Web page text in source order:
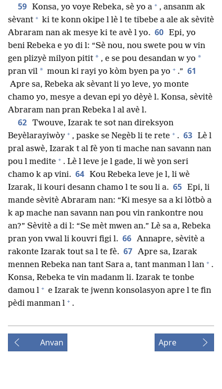
59 Konsa, yo voye Rebeka, sè yo a + , ansanm ak
sèvant + ki te konn okipe l lè l te tibebe a ale ak sèvitè
Abraram nan ak mesye ki te avè l yo. 60 Epi, yo
beni Rebeka e yo di l: “Sè nou, nou swete pou w vin
gen plizyè milyon pitit * , e se pou desandan w yo *
pran vil * moun ki rayi yo kòm byen pa yo + .” 61
Apre sa, Rebeka ak sèvant li yo leve, yo monte
chamo yo, mesye a devan epi yo dèyè l. Konsa, sèvitè
Abraram nan pran Rebeka l al avè l.
62 Twouve, Izarak te sot nan direksyon
Beyèlarayiwòy + , paske se Negèb li te rete + . 63 Lè l
pral aswè, Izarak t al fè yon ti mache nan savann nan
pou l medite + . Lè l leve je l gade, li wè yon seri
chamo k ap vini. 64 Kou Rebeka leve je l, li wè
Izarak, li kouri desann chamo l te sou li a. 65 Epi, li
mande sèvitè Abraram nan: “Ki mesye sa a ki lòtbò a
k ap mache nan savann nan pou vin rankontre nou
an?” Sèvitè a di l: “Se mèt mwen an.” Lè sa a, Rebeka
pran yon vwal li kouvri figi l. 66 Annapre, sèvitè a
rakonte Izarak tout sa l te fè. 67 Apre sa, Izarak
mennen Rebeka nan tant Sara a, tant manman l lan + .
Konsa, Rebeka te vin madanm li. Izarak te tonbe
damou l + e Izarak te jwenn konsolasyon apre l te fin
pèdi manman l + .
Anvan Apre